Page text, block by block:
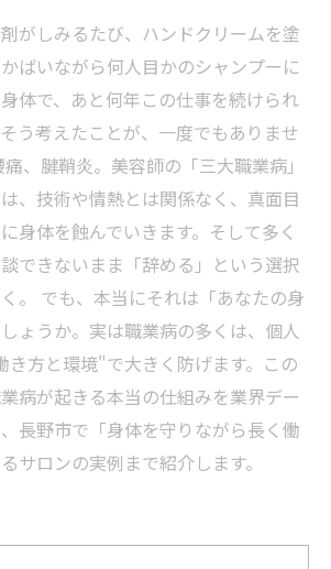
がしみるたび、ハンドクリームを塗
ばいながら何人目かのシャンプーに
体で、あと何年この仕事を続けられ
う考えたことが、一度でもありませ
、腱鞘炎。美容師の「三大職業病」
、技術や情熱とは関係なく、真面目
身体を蝕んでいきます。そして多く
できないまま「辞める」という選択
。 でも、本当にそれは「あなたの身
ょうか。実は職業病の多くは、個人
き方と環境"で大きく防げます。この
病が起きる本当の仕組みを業界デー
長野市で「身体を守りながら長く働
サロンの実例まで紹介します。